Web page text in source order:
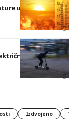
u BiH i do 41
romobila u
Izdvojeno